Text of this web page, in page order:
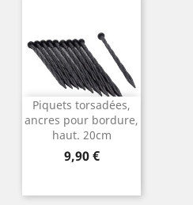
Piquets torsadées,
ancres pour bordure,
haut. 20cm
Prix
9,90 €